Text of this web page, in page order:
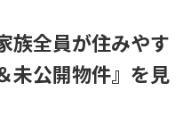
族全員が住みやす
未公開物件』を見